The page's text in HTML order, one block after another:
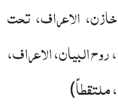
خازن، الاعراف، تحت
، روح البیان، الاعراف،
، ملتقطاً)